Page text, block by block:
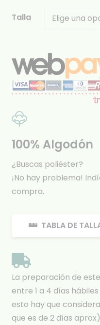
Talla
100% Algodón
¿Buscas poliéster?
¡No hay problema!
compra.
TABLA DE
La preparación de
entre 1 a 4 días
esto hay que
que es de 2 días